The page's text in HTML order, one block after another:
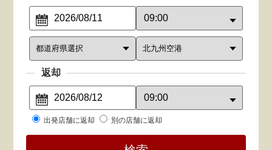
返却
出発店舗に返却 別の店舗に返却